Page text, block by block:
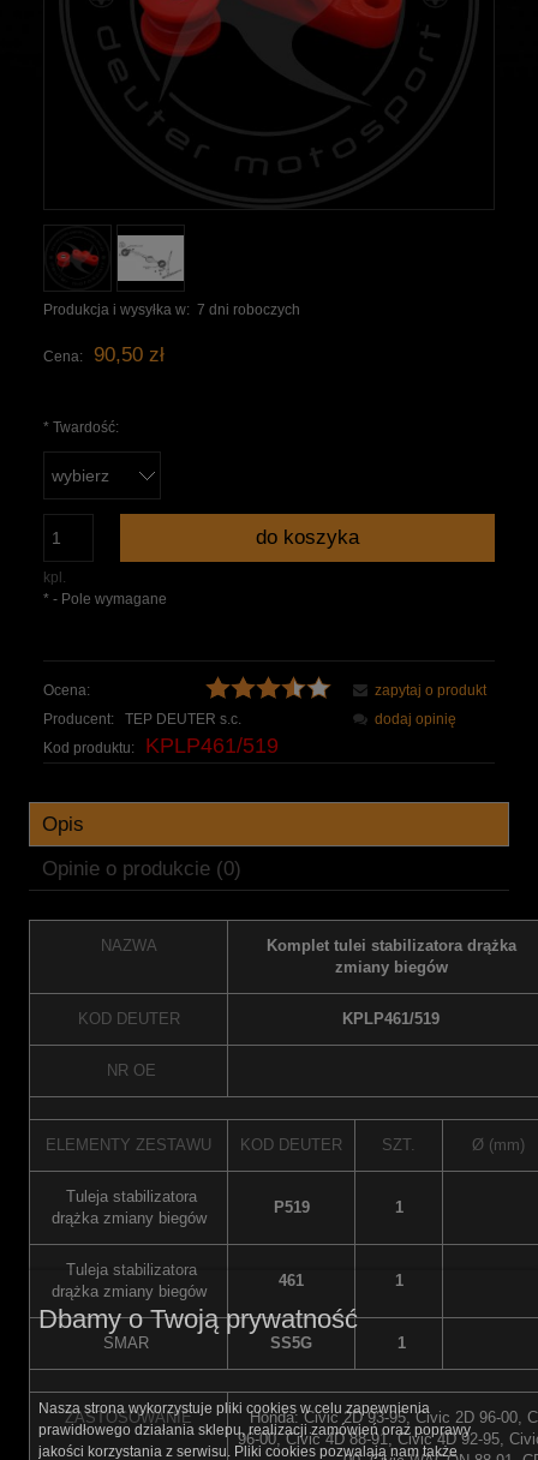
Produkcja i wysyłka w: 7 dni roboczych
Cena: 90,50 zł
* Twardość:
kpl.
do koszyka
* - Pole wymagane
Ocena:
Producent:
TEP DEUTER s.c.
Kod produktu:
KPLP461/519
zapytaj o produkt
dodaj opinię
Opis
Opinie o produkcie (0)
NAZWA
Komplet tulei stabilizatora drążka
zmiany biegów
KOD DEUTER KPLP461/519
NR OE
ELEMENTY ZESTAWU KOD DEUTER SZT. Ø (mm)
Tuleja stabilizatora
drążka zmiany biegów
P519 1
Tuleja stabilizatora
drążka zmiany biegów
461 1
SMAR SS5G 1
ZASTOSOWANIE
Honda: Civic 2D 93-95, Civic 2D 96-00,
96-00, Civic 4D 88-91, Civic 4D 92-95,
Dbamy o Twoją prywatność
Nasza strona wykorzystuje pliki cookies w celu zapewnienia
prawidłowego działania sklepu, realizacji zamówień oraz poprawy
jakości korzystania z serwisu. Pliki cookies pozwalają nam także